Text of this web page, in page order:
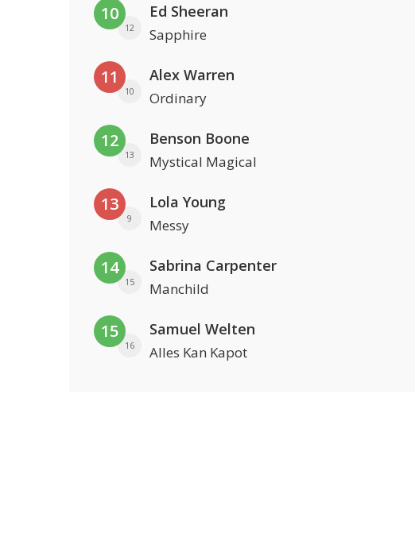
10
12
Ed Sheeran
Sapphire
11
10
Alex Warren
Ordinary
12
13
Benson Boone
Mystical Magical
13
9
Lola Young
Messy
14
15
Sabrina Carpenter
Manchild
15
16
Samuel Welten
Alles Kan Kapot